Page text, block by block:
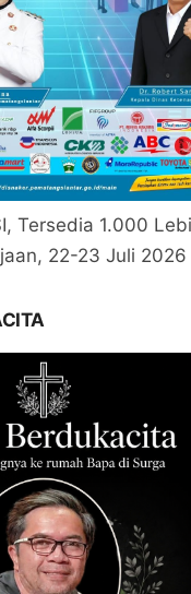
Tersedia 1.000
22-23 Juli 2026